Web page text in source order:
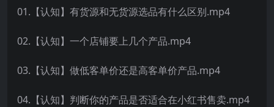
01.【认知】有货源和无货源选品有什么区别.mp4
02.【认知】一个店铺要上几个产品.mp4
03.【认知】做低客单价还是高客单价产品.mp4
04.【认知】判断你的产品是否适合在小红书售卖.mp4